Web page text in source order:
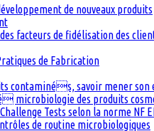
de nouveaux produits
facteurs de fidélisation des
de Fabrication
contaminés, savoir mener son
microbiologie des produits
Tests selon la norme NF
de routine microbiologiques